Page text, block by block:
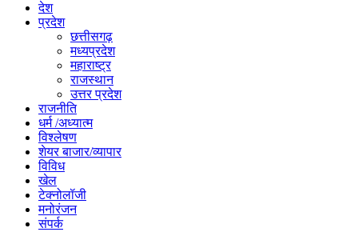
देश
प्रदेश
छत्तीसगढ़
मध्यप्रदेश
महाराष्ट्र
राजस्थान
उत्तर प्रदेश
राजनीति
धर्म /अध्यात्म
विश्लेषण
शेयर बाजार/व्यापार
विविध
खेल
टेक्नोलॉजी
मनोरंजन
संपर्क